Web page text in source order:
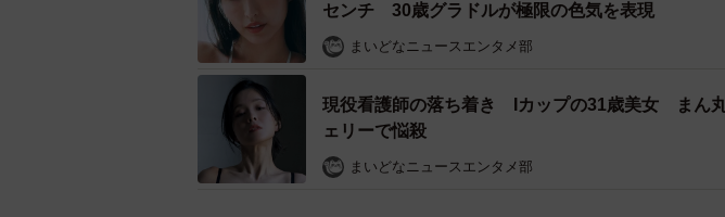
センチ 30歳グラドルが極限の色気を表現
まいどなニュースエンタメ部
現役看護師の落ち着き Iカップの31歳美女 まん
ェリーで悩殺
まいどなニュースエンタメ部